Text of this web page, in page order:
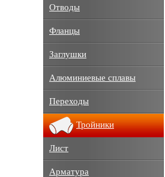
Отводы
Фланцы
Заглушки
Алюминиевые сплавы
Переходы
Тройники
Лист
Арматура